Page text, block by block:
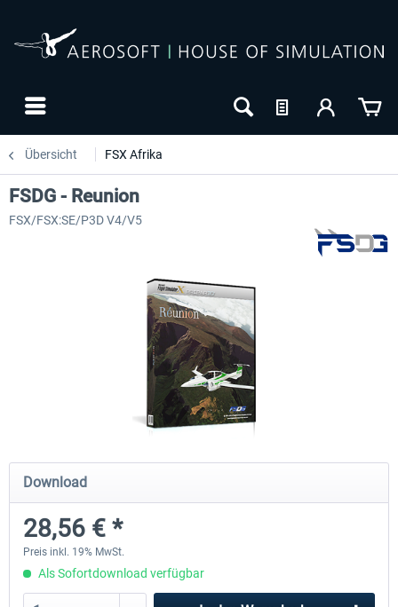
Übersicht FSX Afrika
Holiday Airports
29,95 € *
FSDG LITE - Dakar
FSDG - Reunion
FSX/FSX:SE/P3D V4/V5
Download
28,56 € *
Preis inkl. 19% MwSt.
Als Sofortdownload verfügbar